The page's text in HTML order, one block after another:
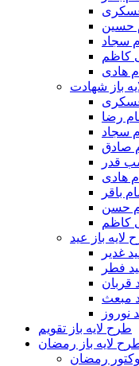
حسین
سجاد
کاظم
هادی
باز شهادت
رضا
سجاد
صادق
قدر
هادی
باقر
حسن
کاظم
لایه باز عید
غدیر
فطر
قربان
مبعث
نوروز
طرح لایه باز تقویم
لایه باز رمضان
وکتور رمضان